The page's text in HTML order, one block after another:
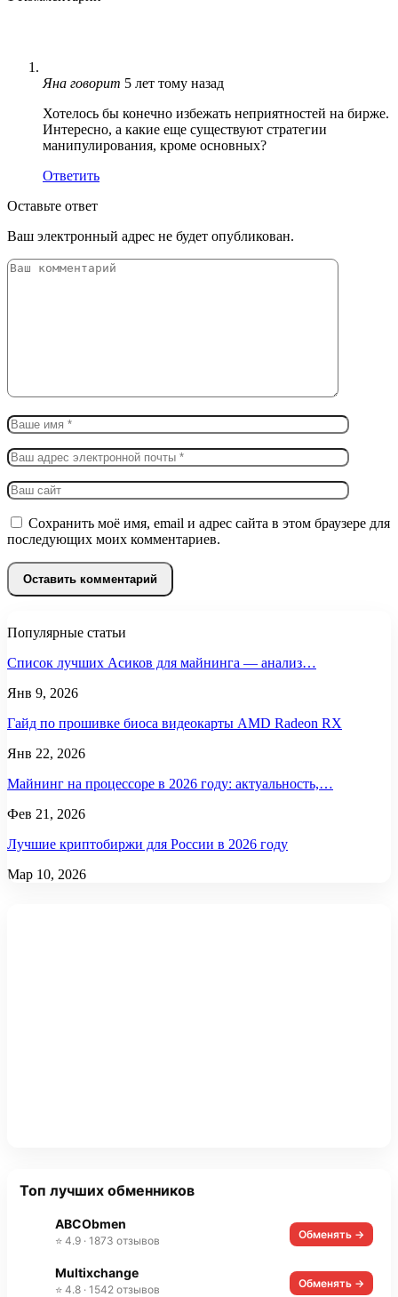
Яна говорит 5 лет тому назад
Хотелось бы конечно избежать неприятностей на бирже.
Интересно, а какие еще существуют стратегии
манипулирования, кроме основных?
Ответить
Оставьте ответ
Ваш электронный адрес не будет опубликован.
Сохранить моё имя, email и адрес сайта в этом браузере для
последующих моих комментариев.
Популярные статьи
Список лучших Асиков для майнинга — анализ…
Янв 9, 2026
Гайд по прошивке биоса видеокарты AMD Radeon RX
Янв 22, 2026
Майнинг на процессоре в 2026 году: актуальность,…
Фев 21, 2026
Лучшие криптобиржи для России в 2026 году
Мар 10, 2026
Топ лучших обменников
ABCObmen
⭐ 4.9 · 1873 отзывов Обменять →
Multixchange
⭐ 4.8 · 1542 отзывов Обменять →